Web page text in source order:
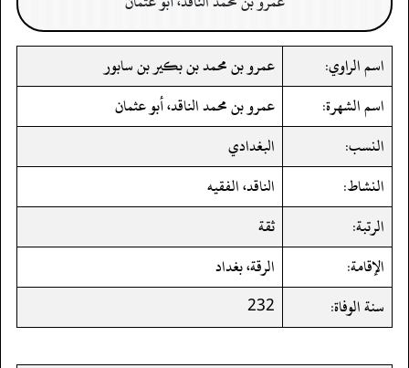
اسم الراوي:
عمرو بن محمد بن بكير بن سابور
اسم الشهرة:
عمرو بن محمد الناقد، أبو عثمان
النسب:
البغدادي
النشاط:
الناقد، الفقيه
الرتبة:
ثقة
الإقامة:
الرقة، بغداد
سنة الوفاة:
232